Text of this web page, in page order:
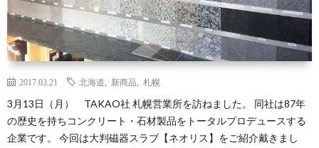
2017.03.21 北海道 新商品 札幌
3月13日（月） TAKAO社 札幌営業所を訪ねました。 同社は87年
の歴史を持ちコンクリート・石材製品をトータルプロデュースする
企業です。 今回は大判磁器スラブ【ネオリス】をご紹介戴きまし